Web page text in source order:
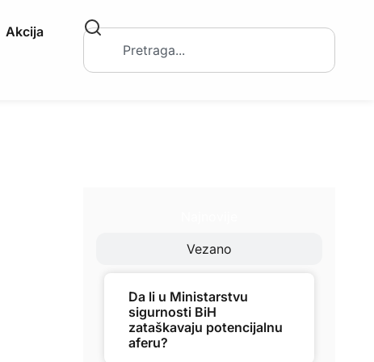
Akcija
Vezano
Da li u Ministarstvu
sigurnosti BiH
zataškavaju potencijalnu
aferu?